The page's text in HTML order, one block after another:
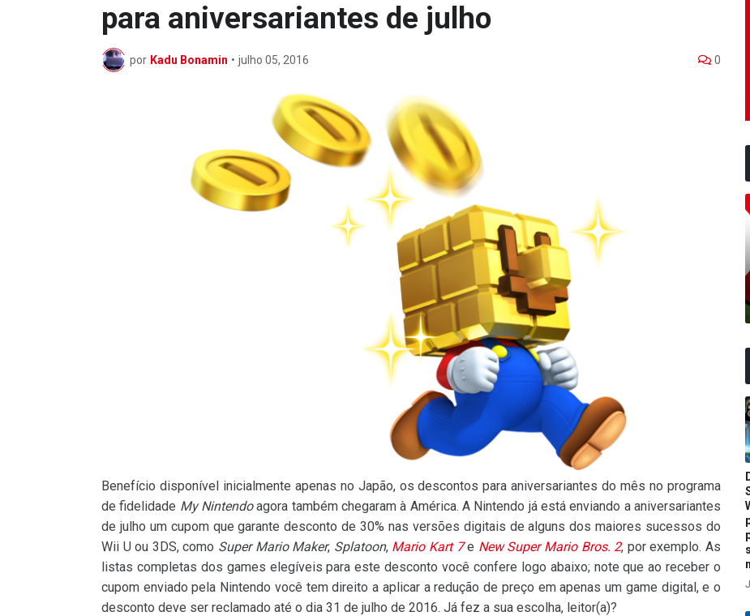
para aniversariantes de julho
por Kadu Bonamin • julho 05, 2016 0
Benefício disponível inicialmente apenas no Japão, os descontos para aniversariantes do mês no programa
de fidelidade My Nintendoagora também chegaram à América. A Nintendo já está enviando a aniversariantes
de julho um cupom que garante desconto de 30% nas versões digitais de alguns dos maiores sucessos do
Wii U ou 3DS, como Super Mario Maker, Splatoon, Mario Kart 7e New Super Mario Bros. 2, por exemplo. As
listas completas dos games elegíveis para este desconto você confere logo abaixo; note que ao receber o
cupom enviado pela Nintendo você tem direito a aplicar a redução de preço em apenas um game digital, e o
desconto deve ser reclamado até o dia 31 de julho de 2016. Já fez a sua escolha, leitor(a)?